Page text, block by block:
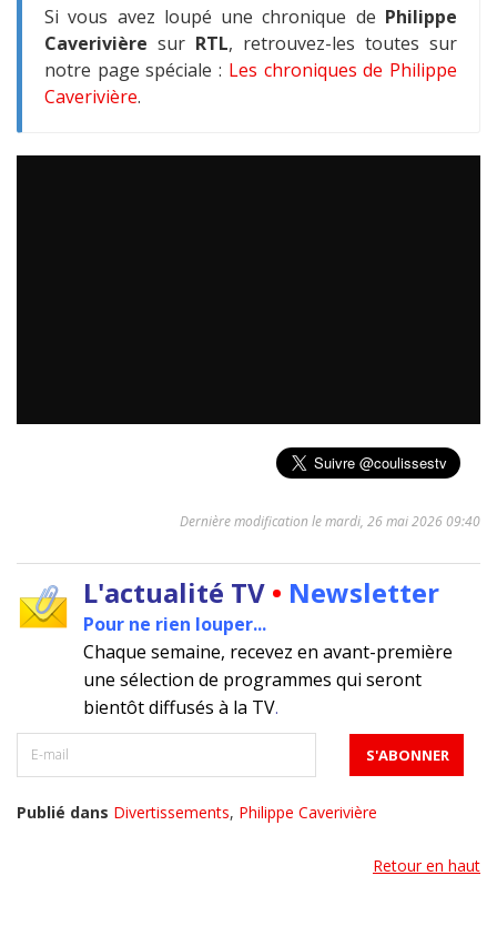
Si vous avez loupé une chronique de Philippe
Caverivière sur RTL, retrouvez-les toutes sur
notre page spéciale : Les chroniques de Philippe
Caverivière.
Dernière modification le mardi, 26 mai 2026 09:40
L'actualité TV • Newsletter
Pour ne rien louper...
Chaque semaine, recevez en avant-première
une sélection de programmes qui seront
bientôt diffusés à la TV.
Publié dans Divertissements, Philippe Caverivière
Retour en haut